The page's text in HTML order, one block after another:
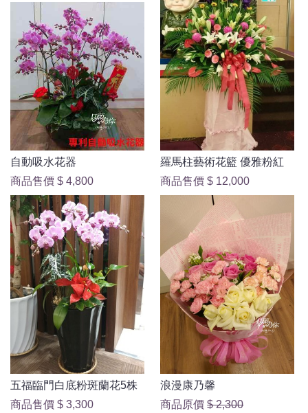
自動吸水花器
商品售價 $ 4,800
羅馬柱藝術花籃 優雅粉紅
商品售價 $ 12,000
五福臨門白底粉斑蘭花5株
商品售價 $ 3,300
浪漫康乃馨
商品原價 $ 2,300